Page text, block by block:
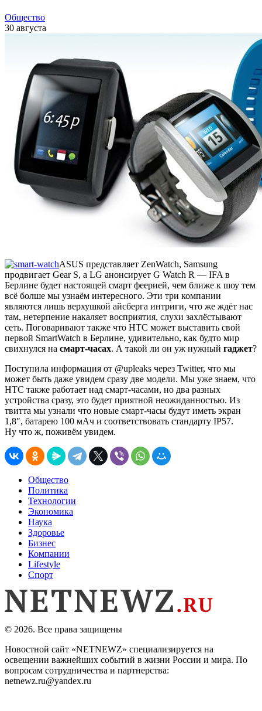
Общество
30 августа
ASUS представляет ZenWatch, Samsung
продвигает Gear S, а LG анонсирует G Watch R — IFA в
Берлине будет настоящей смарт феерией, чем ближе к шоу тем
всё болше мы узнаём интересного. Эти три компании
являются лишь верхушкой айсберга интриги, что же ждёт нас
там, нетерпение накаляет восприятия, слухи захлёстывают
сеть. Поговаривают также что HTC может выставить свой
первой SmartWatch в Берлине, удивительно, как будто мир
свихнулся на смарт-часах. А такой ли он уж нужный гаджет?
Поступила информация от @upleaks через Twitter, что мы
может быть даже увидем сразу две модели. Мы уже знаем, что
HTC также работает над смарт-часами, но два разных
устройства сразу, это будет приятной неожиданностью. Из
твитта мы узнали что новые смарт-часы будут иметь экран
1,8″, батарею 100 мАч и соответствовать стандарту IP57.
Ну что ж, поживём увидем.
Общество
Политика
Технологии
Экономика
Наука
Здоровье
Бизнес
Компании
Lifestyle
Спорт
© 2026. Все права защищены
Новостной сайт «NETNEWZ» специализируется на
освещении важнейших событий в жизни России и мира. По
вопросам сотрудничества и партнерства:
netnewz.ru@yandex.ru